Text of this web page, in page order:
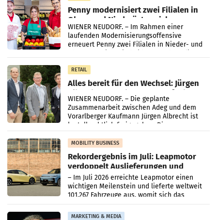
Penny modernisiert zwei Filialen in
Ober- und Niederösterreich
WIENER NEUDORF. – Im Rahmen einer
laufenden Modernisierungsoffensive
erneuert Penny zwei Filialen in Nieder- und
RETAIL
Alles bereit für den Wechsel: Jürgen
Albrecht setzt ab 1.1.2027 auf Adeg
WIENER NEUDORF. – Die geplante
Zusammenarbeit zwischen Adeg und dem
Vorarlberger Kaufmann Jürgen Albrecht ist
kartellrechtlich freigegeben: Die
Bundeswettbewerbsbehörde und der
Bundeskartellanwalt
MOBILITY BUSINESS
Rekordergebnis im Juli: Leapmotor
verdoppelt Auslieferungen und
überschreitet die 100.000er-Marke
– Im Juli 2026 erreichte Leapmotor einen
wichtigen Meilenstein und lieferte weltweit
101.267 Fahrzeuge aus, womit sich das
Ergebnis gegenüber Juli 2025 mehr als
verdoppelte (+102
MARKETING & MEDIA